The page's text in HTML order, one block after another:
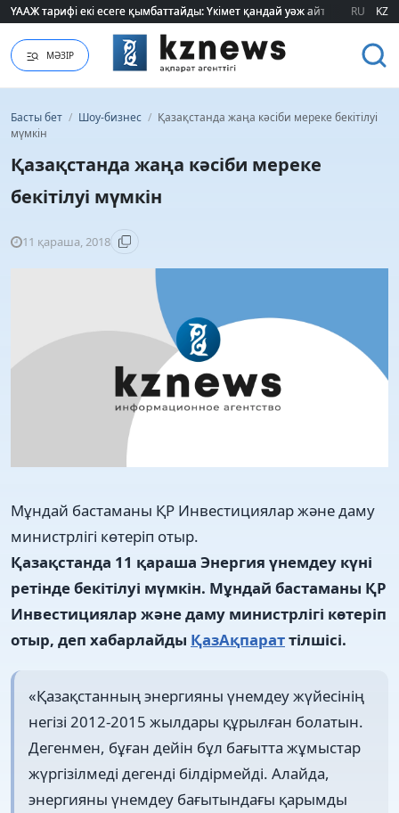
ҮААЖ тарифі екі есеге қымбаттайды: Үкімет қандай уәж айтады?
ҮААЖ тарифі екі есеге қымбаттайды: Үкімет қандай уәж айтады? RU KZ
МӘЗІР
Басты бет / Шоу-бизнес / Қазақстанда жаңа кәсіби мереке бекітілуі
мүмкін
Қазақстанда жаңа кәсіби мереке
бекітілуі мүмкін
11 қараша, 2018
Мұндай бастаманы ҚР Инвестициялар және даму
министрлігі көтеріп отыр.
Қазақстанда 11 қараша Энергия үнемдеу күні
ретінде бекітілуі мүмкін. Мұндай бастаманы ҚР
Инвестициялар және даму министрлігі көтеріп
отыр, деп хабарлайды ҚазАқпараттілшісі.
«Қазақстанның энергияны үнемдеу жүйесінің
негізі 2012-2015 жылдары құрылған болатын.
Дегенмен, бұған дейін бұл бағытта жұмыстар
жүргізілмеді дегенді білдірмейді. Алайда,
энергияны үнемдеу бағытындағы қарымды